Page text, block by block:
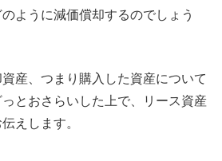
ように減価償却するのでしょう
産、つまり購入した資産について
とおさらいした上で、リース資産
えします。